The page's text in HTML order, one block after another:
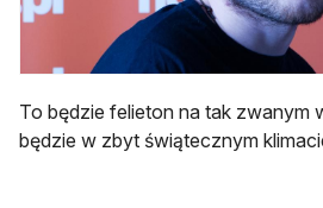
To będzie felieton na tak zwanym
będzie w zbyt świątecznym